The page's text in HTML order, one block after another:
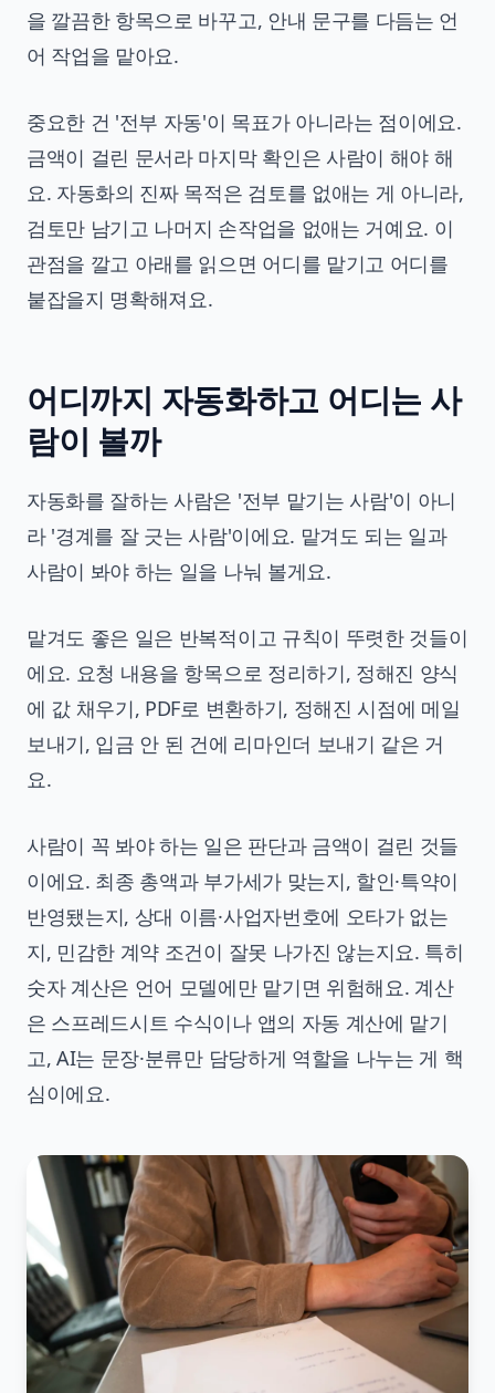
을 깔끔한 항목으로 바꾸고, 안내 문구를 다듬는 언
어 작업을 맡아요.
중요한 건 '전부 자동'이 목표가 아니라는 점이에요.
금액이 걸린 문서라 마지막 확인은 사람이 해야 해
요. 자동화의 진짜 목적은 검토를 없애는 게 아니라,
검토만 남기고 나머지 손작업을 없애는 거예요. 이
관점을 깔고 아래를 읽으면 어디를 맡기고 어디를
붙잡을지 명확해져요.
어디까지 자동화하고 어디는 사
람이 볼까
자동화를 잘하는 사람은 '전부 맡기는 사람'이 아니
라 '경계를 잘 긋는 사람'이에요. 맡겨도 되는 일과
사람이 봐야 하는 일을 나눠 볼게요.
맡겨도 좋은 일은 반복적이고 규칙이 뚜렷한 것들이
에요. 요청 내용을 항목으로 정리하기, 정해진 양식
에 값 채우기, PDF로 변환하기, 정해진 시점에 메일
보내기, 입금 안 된 건에 리마인더 보내기 같은 거
요.
사람이 꼭 봐야 하는 일은 판단과 금액이 걸린 것들
이에요. 최종 총액과 부가세가 맞는지, 할인·특약이
반영됐는지, 상대 이름·사업자번호에 오타가 없는
지, 민감한 계약 조건이 잘못 나가진 않는지요. 특히
숫자 계산은 언어 모델에만 맡기면 위험해요. 계산
은 스프레드시트 수식이나 앱의 자동 계산에 맡기
고, AI는 문장·분류만 담당하게 역할을 나누는 게 핵
심이에요.